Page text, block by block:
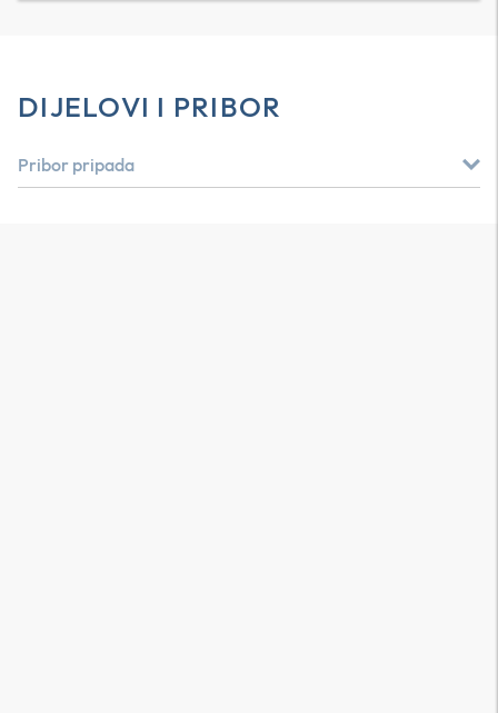
DIJELOVI I PRIBOR
Pribor pripada